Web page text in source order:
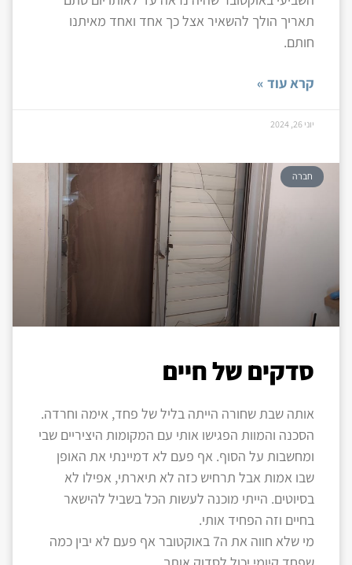
תאריך הולך להשאיר אצל כך אחד ואחד מאיתנו
חותם.
קרא עוד »
יוני 26, 2024
חברה
סדקים של חיים
אותה שבת שחורה הייתה בליל של פחד, אימה וחרדה.
הסכנה והמוות הפגישו אותי עם המקומות היציריים שבי
ומחשבות על הסוף. אף פעם לא דמיינתי את האופן
שבו אמות אבל תרחיש כזה לא תיארתי, אפילו לא
בסיוטים. הייתי מוכנה לעשות הכל בשביל להישאר
בחיים וזה הפחיד אותי.
מי שלא חווה את ה7 באוקטובר אף פעם לא יבין כמה